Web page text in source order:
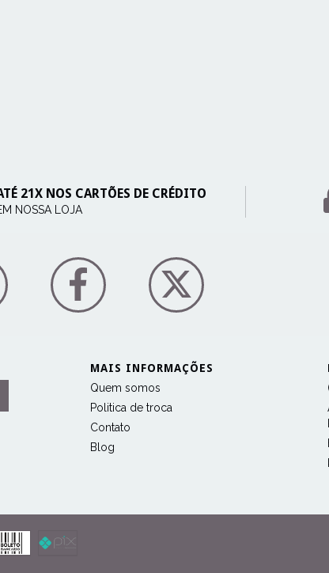
21X NOS CARTÕES DE CRÉDITO
NOSSA LOJA
MAIS INFORMAÇÕES
Quem somos
Politica de troca
Contato
Blog